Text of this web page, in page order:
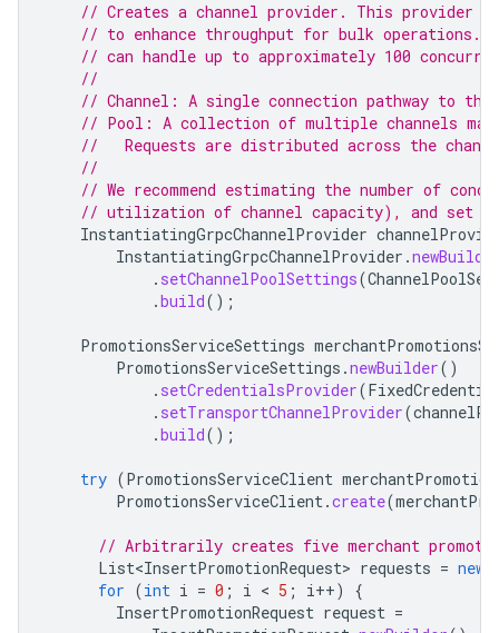
// Creates a channel provider. This provider
// to enhance throughput for bulk operations.
// can handle up to approximately 100
//
// Channel: A single connection pathway to
// Pool: A collection of multiple channels
//   Requests are distributed across the
//
// We recommend estimating the number of
// utilization of channel capacity), and set
InstantiatingGrpcChannelProvider
InstantiatingGrpcChannelProvider .
. setChannelPoolSettings(
.build();
PromotionsServiceSettings
PromotionsServiceSettings .newBuilder()
. setCredentialsProvider(
. setTransportChannelProvider(
.build();
try (PromotionsServiceClient
PromotionsServiceClient.create(
// Arbitrarily creates five merchant
List<InsertPromotionRequest> requests = new
for (int i = 0 ; i < 5 ; i++)
{
InsertPromotionRequest request =